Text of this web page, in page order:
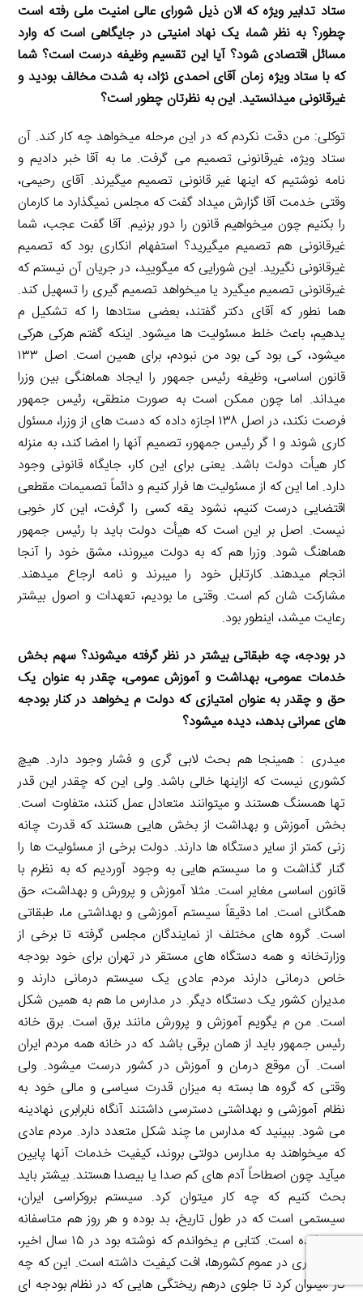
ستاد تدابیر ویژه که الان ذیل شورای عالی امنیت ملی رفته است
چطور؟ به نظر شما، یک نهاد امنیتی در جایگاهی است که وارد
مسائل اقتصادی شود؟ آیا این تقسیم وظیفه درست است؟ شما
که با ستاد ویژه زمان آقای احمدی نژاد، به شدت مخالف بودید و
غیرقانونی میدانستید. این به نظرتان چطور است؟
توکلی: من دقت نکردم که در این مرحله میخواهد چه کار کند. آن
ستاد ویژه، غیرقانونی تصمیم می گرفت. ما به آقا خبر دادیم و
نامه نوشتیم که اینها غیر قانونی تصمیم میگیرند. آقای رحیمی،
وقتی خدمت آقا گزارش میداد گفت که مجلس نمیگذارد ما کارمان
را بکنیم چون میخواهیم قانون را دور بزنیم. آقا گفت عجب، شما
غیرقانونی هم تصمیم میگیرید؟ استفهام انکاری بود که تصمیم
غیرقانونی نگیرید. این شورایی که میگویید، در جریان آن نیستم که
غیرقانونی تصمیم میگیرد یا میخواهد تصمیم گیری را تسهیل کند.
هما نطور که آقای دکتر گفتند، بعضی ستادها را که تشکیل م
یدهیم، باعث خلط مسئولیت ها میشود. اینکه گفتم هرکی هرکی
میشود، کی بود کی بود من نبودم، برای همین است. اصل ۱۳۳
قانون اساسی، وظیفه رئیس جمهور را ایجاد هماهنگی بین وزرا
میداند. اما چون ممکن است به صورت منطقی، رئیس جمهور
فرصت نکند، در اصل ۱۳۸ اجازه داده که دست های از وزرا، مسئول
کاری شوند و ا گر رئیس جمهور، تصمیم آنها را امضا کند، به منزله
کار هیأت دولت باشد. یعنی برای این کار، جایگاه قانونی وجود
دارد. اما این که از مسئولیت ها فرار کنیم و دائماً تصمیمات مقطعی
اقتضایی درست کنیم، نشود یقه کسی را گرفت، این کار خوبی
نیست. اصل بر این است که هیأت دولت باید با رئیس جمهور
هماهنگ شود. وزرا هم که به دولت میروند، مشق خود را آنجا
انجام میدهند. کارتابل خود را میبرند و نامه ارجاع میدهند.
مشارکت شان کم است. وقتی ما بودیم، تعهدات و اصول بیشتر
رعایت میشد، اینطور بود.
در بودجه، چه طبقاتی بیشتر در نظر گرفته میشوند؟ سهم بخش
خدمات عمومی، بهداشت و آموزش عمومی، چقدر به عنوان یک
حق و چقدر به عنوان امتیازی که دولت م یخواهد در کنار بودجه
های عمرانی بدهد، دیده میشود؟
میدری : همینجا هم بحث لابی گری و فشار وجود دارد. هیچ
کشوری نیست که ازاینها خالی باشد. ولی این که چقدر این قدر
تها همسنگ هستند و میتوانند متعادل عمل کنند، متفاوت است.
بخش آموزش و بهداشت از بخش هایی هستند که قدرت چانه
زنی کمتر از سایر دستگاه ها دارند. دولت برخی از مسئولیت ها را
گنار گذاشت و ما سیستم هایی به وجود آوردیم که به نظرم با
قانون اساسی مغایر است. مثلا آموزش و پرورش و بهداشت، حق
همگانی است. اما دقیقاً سیستم آموزشی و بهداشتی ما، طبقاتی
است. گروه های مختلف از نمایندگان مجلس گرفته تا برخی از
وزارتخانه و همه دستگاه های مستقر در تهران برای خود بودجه
خاص درمانی دارند مردم عادی یک سیستم درمانی دارند و
مدیران کشور یک دستگاه دیگر. در مدارس ما هم به همین شکل
است. من م یگویم آموزش و پرورش مانند برق است. برق خانه
رئیس جمهور باید از همان برقی باشد که در خانه همه مردم ایران
است. آن موقع درمان و آموزش در کشور درست میشود. ولی
وقتی که گروه ها بسته به میزان قدرت سیاسی و مالی خود به
نظام آموزشی و بهداشتی دسترسی داشتند آنگاه نابرابری نهادینه
می شود. ببینید که مدارس ما چند شکل متعدد دارد. مردم عادی
که میخواهند به مدارس دولتی بروند، کیفیت خدمات آنها پایین
میآید چون اصطاحاً آدم های کم صدا یا بیصدا هستند. بیشتر باید
بحث کنیم که چه کار میتوان کرد. سیستم بروکراسی ایران،
سیستمی است که در طول تاریخ، بد بوده و هر روز هم متاسفانه
بدتر شده است. کتابی م یخواندم که نوشته بود در ۱۵ سال اخیر،
نظام اداری در عموم کشورها، افت کیفیت داشته است. این که چه
کار میتوان کرد تا جلوی درهم ریختگی هایی که در نظام بودجه ای